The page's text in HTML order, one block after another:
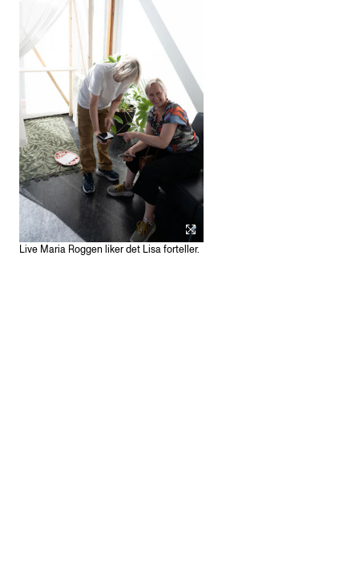
Live Maria Roggen liker det Lisa forteller.